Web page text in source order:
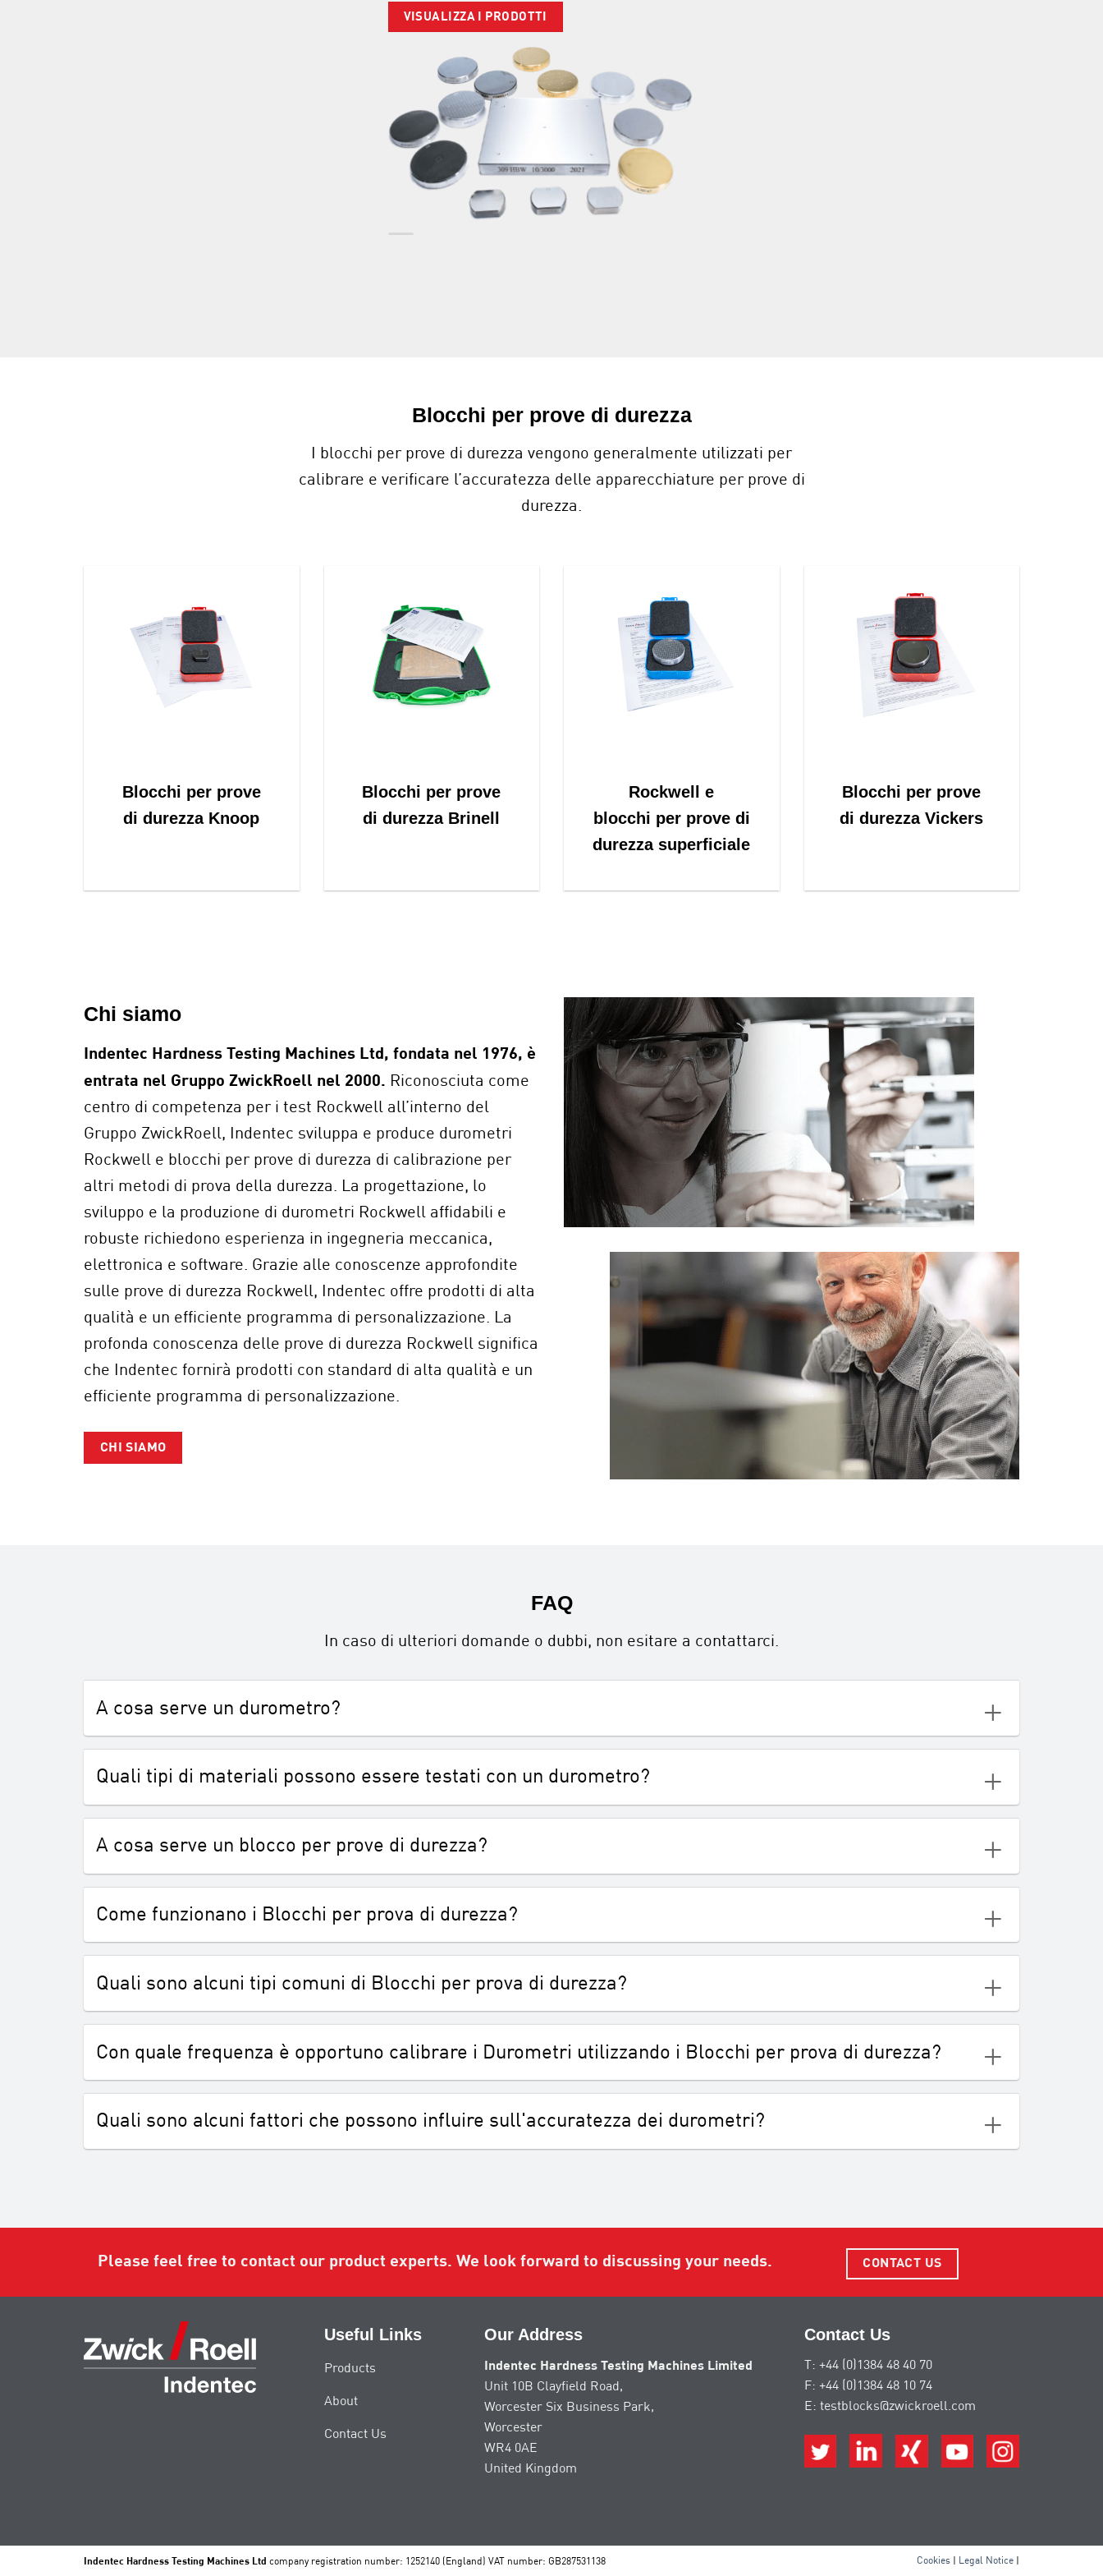
VISUALIZZA I PRODOTTI
Blocchi per prove di durezza
I blocchi per prove di durezza vengono generalmente utilizzati per
calibrare e verificare l’accuratezza delle apparecchiature per prove di
durezza.
Blocchi per prove
di durezza Knoop
Blocchi per prove
di durezza Brinell
Rockwell e
blocchi per prove di
durezza superficiale
Blocchi per prove
di durezza Vickers
Chi siamo
Indentec Hardness Testing Machines Ltd, fondata nel 1976, è
entrata nel Gruppo ZwickRoell nel 2000. Riconosciuta come
centro di competenza per i test Rockwell all’interno del
Gruppo ZwickRoell, Indentec sviluppa e produce durometri
Rockwell e blocchi per prove di durezza di calibrazione per
altri metodi di prova della durezza. La progettazione, lo
sviluppo e la produzione di durometri Rockwell affidabili e
robuste richiedono esperienza in ingegneria meccanica,
elettronica e software. Grazie alle conoscenze approfondite
sulle prove di durezza Rockwell, Indentec offre prodotti di alta
qualità e un efficiente programma di personalizzazione. La
profonda conoscenza delle prove di durezza Rockwell significa
che Indentec fornirà prodotti con standard di alta qualità e un
efficiente programma di personalizzazione.
CHI SIAMO
FAQ
In caso di ulteriori domande o dubbi, non esitare a contattarci.
A cosa serve un durometro?
Quali tipi di materiali possono essere testati con un durometro?
A cosa serve un blocco per prove di durezza?
Come funzionano i Blocchi per prova di durezza?
Quali sono alcuni tipi comuni di Blocchi per prova di durezza?
Con quale frequenza è opportuno calibrare i Durometri utilizzando i Blocchi per prova di durezza?
Quali sono alcuni fattori che possono influire sull'accuratezza dei durometri?
Please feel free to contact our product experts. We look forward to discussing your needs. CONTACT US
Useful Links
Products
About
Contact Us
Our Address
Indentec Hardness Testing Machines Limited
Unit 10B Clayfield Road,
Worcester Six Business Park,
Worcester
WR4 0AE
United Kingdom
Contact Us
T: +44 (0)1384 48 40 70
F: +44 (0)1384 48 10 74
E: testblocks@zwickroell.com
Indentec Hardness Testing Machines Ltd company registration number: 1252140 (England) VAT number: GB287531138 Cookies Legal Notice